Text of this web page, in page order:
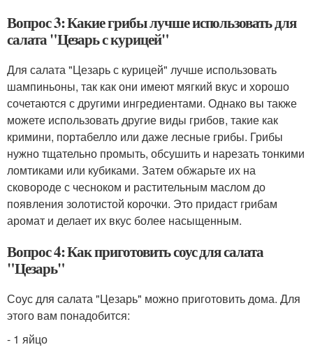
Вопрос 3: Какие грибы лучше использовать для
салата "Цезарь с курицей"
Для салата "Цезарь с курицей" лучше использовать
шампиньоны, так как они имеют мягкий вкус и хорошо
сочетаются с другими ингредиентами. Однако вы также
можете использовать другие виды грибов, такие как
кримини, портабелло или даже лесные грибы. Грибы
нужно тщательно промыть, обсушить и нарезать тонкими
ломтиками или кубиками. Затем обжарьте их на
сковороде с чесноком и растительным маслом до
появления золотистой корочки. Это придаст грибам
аромат и делает их вкус более насыщенным.
Вопрос 4: Как приготовить соус для салата
"Цезарь"
Соус для салата "Цезарь" можно приготовить дома. Для
этого вам понадобится:
- 1 яйцо